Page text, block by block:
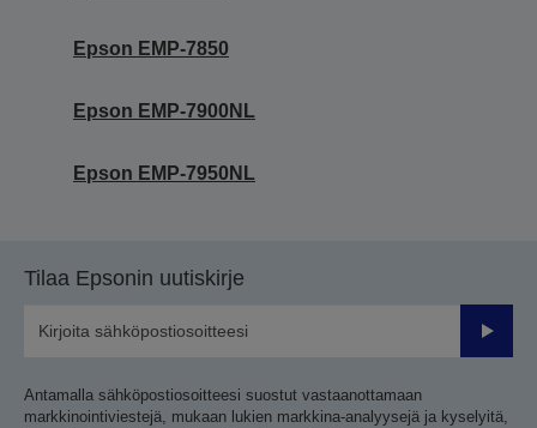
Epson EMP-7850
Epson EMP-7900NL
Epson EMP-7950NL
Tilaa Epsonin uutiskirje
Lähetä
Antamalla sähköpostiosoitteesi suostut vastaanottamaan
markkinointiviestejä, mukaan lukien markkina-analyysejä ja kyselyitä,